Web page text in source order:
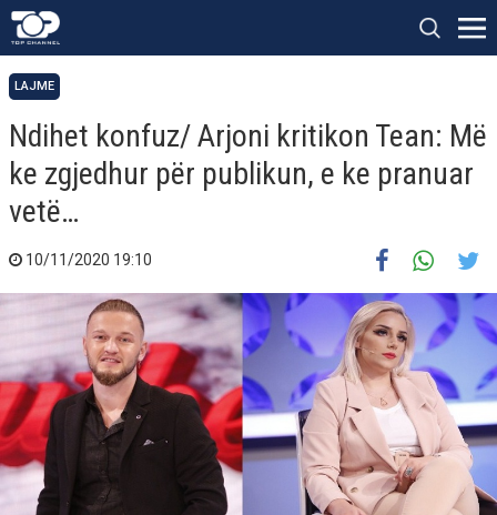
LAJME
Ndihet konfuz/ Arjoni kritikon Tean: Më
ke zgjedhur për publikun, e ke pranuar
vetë…
10/11/2020 19:10